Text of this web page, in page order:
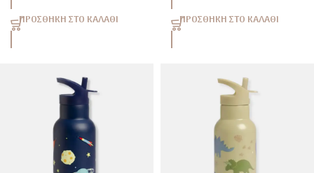
ΠΡΟΣΘΉΚΗ ΣΤΟ ΚΑΛΆΘΙ ΠΡΟΣΘΉΚΗ ΣΤΟ ΚΑΛΆΘΙ